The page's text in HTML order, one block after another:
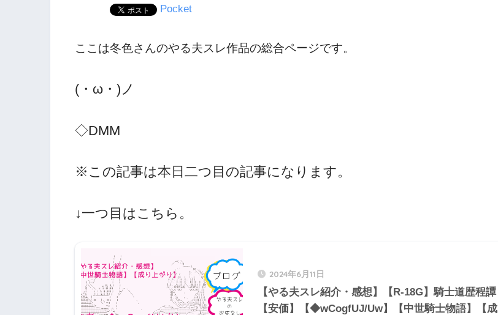
Pocket
ここは冬色さんのやる夫スレ作品の総合ページです。
(・ω・)ノ
◇DMM
※この記事は本日二つ目の記事になります。
↓一つ目はこちら。
2024年6月11日
【やる夫スレ紹介・感想】【R-18G】騎士道歴程譚
【安価】【◆wCogfUJ/Uw】【中世騎士物語】【成